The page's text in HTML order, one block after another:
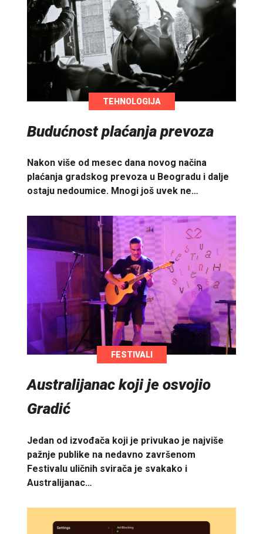
TEHNOLOGIJA
Budućnost plaćanja prevoza
Nakon više od mesec dana novog načina
plaćanja gradskog prevoza u Beogradu i dalje
ostaju nedoumice. Mnogi još uvek ne…
FESTIVALI
Australijanac koji je osvojio
Gradić
Jedan od izvođača koji je privukao je najviše
pažnje publike na nedavno završenom
Festivalu uličnih svirača je svakako i
Australijanac…